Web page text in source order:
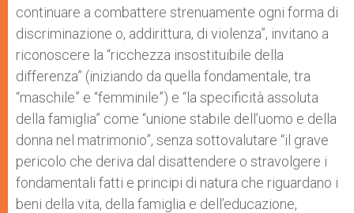
continuare a combattere strenuamente ogni forma di
discriminazione o, addirittura, di violenza”, invitano a
riconoscere la “ricchezza insostituibile della
differenza” (iniziando da quella fondamentale, tra
“maschile” e “femminile”) e “la specificità assoluta
della famiglia” come “unione stabile dell’uomo e della
donna nel matrimonio”, senza sottovalutare “il grave
pericolo che deriva dal disattendere o stravolgere i
fondamentali fatti e principi di natura che riguardano i
beni della vita, della famiglia e dell’educazione,